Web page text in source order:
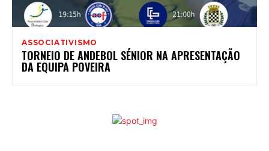
ASSOCIATIVISMO
TORNEIO DE ANDEBOL SÉNIOR NA APRESENTAÇÃO
DA EQUIPA POVEIRA